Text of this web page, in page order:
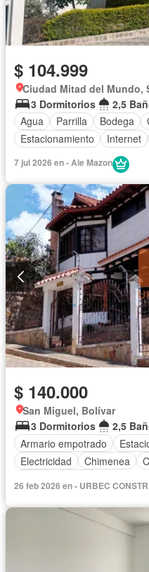
$ 104.999
Ciudad Mitad del Mundo,
3 Dormitorios
2,5
Agua
Parrilla Bodega
Estacionamiento
Internet
7 jul 2026 en - Ale Mazon
$ 140.000
San Miguel, Bolívar
3 Dormitorios
2,5
Armario empotrado
Electricidad
Chimenea
26 feb 2026 en - URBEC